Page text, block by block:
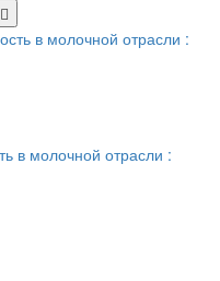
в молочной отрасли :